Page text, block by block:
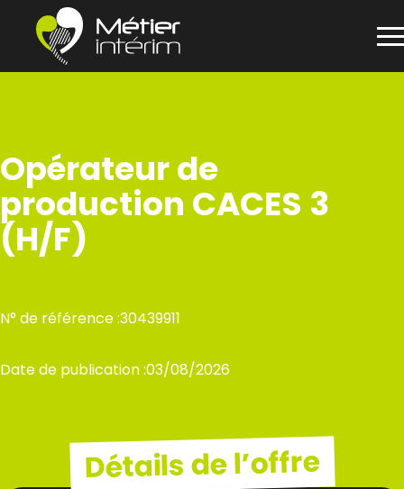
Opérateur de
production CACES 3
(H/F)
N° de référence :30439911
Date de publication :03/08/2026
Détails de l’offre
Panneau de gestion des cookies